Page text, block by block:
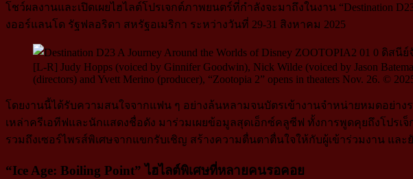
โชว์ผลงานและเปิดเผยไฮไลต์โปรเจกต์ภาพยนตร์ที่กำลังจะมาถึงในงาน “Destination
งออร์แลนโด รัฐฟลอริดา สหรัฐอเมริกา ระหว่างวันที่ 29-31 สิงหาคม 2025
[L-R] Judy Hopps (voiced by Ginnifer Goodwin), Nick Wilde (voiced by Jason
(directors) and Yvett Merino (producer), “Zootopia 2” opens in theaters Nov. 26. ©
โดยงานนี้ได้รับความสนใจจากแฟน ๆ อย่างล้นหลามจนบัตรเข้างานจำหน่ายหมดอย่างร
เหล่าครีเอทีฟและนักแสดงชื่อดัง มาร่วมเผยข้อมูลสุดเอ็กซ์คลูซีฟ ทั้งการพูดคุยถึงโปรเ
รวมถึงเซอร์ไพรส์พิเศษจากแขกรับเชิญ สร้างความตื่นตาตื่นใจให้กับผู้เข้าร่วมงาน แ
“Ice Age: Boiling Point” ไฮไลต์พิเศษที่หลายคนรอคอย